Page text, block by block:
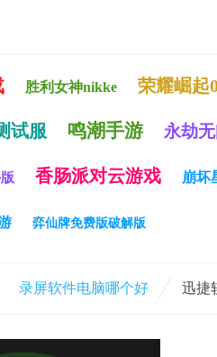
胜利女神nikke 荣耀崛起
试服 鸣潮手游 永劫
香肠派对云游戏 崩坏
弈仙牌免费版破解版
录屏软件电脑哪个好 迅捷